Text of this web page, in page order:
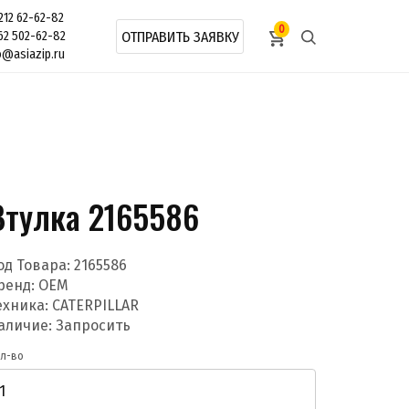
62-62-82
502-62-82
ОТПРАВИТЬ ЗАЯВКУ 0
2165586
Товара: 2165586
OEM
CATERPILLAR
Запросить
во